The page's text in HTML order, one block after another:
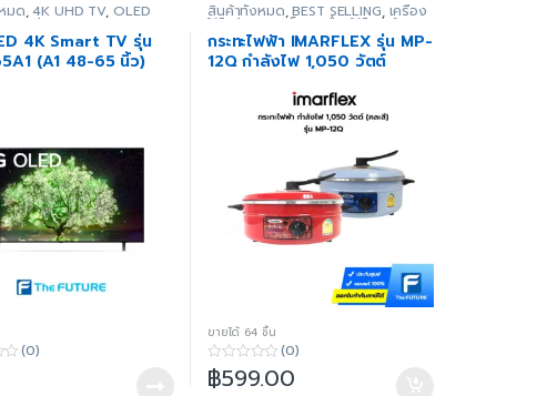
มด,4K UHD TV, OLED
ภาพ/เสียง
4K Smart TV รุ่น
(A1 48-65 นิ้ว)
(0)
สินค้าทั้งหมด,BEST SELLING, เครื่อง
ใช้ไฟฟ้าขนาดเล็ก เครื่องใช้ไฟฟ้าใน
ครัว,เตา - กระทะไฟฟ้า
กระทะไฟฟ้า IMARFLEX รุ่น MP-
12Q กำลังไฟ 1,050 วัตต์
ขายได้ 64 ชิ้น
0
o
(0)
฿599.00